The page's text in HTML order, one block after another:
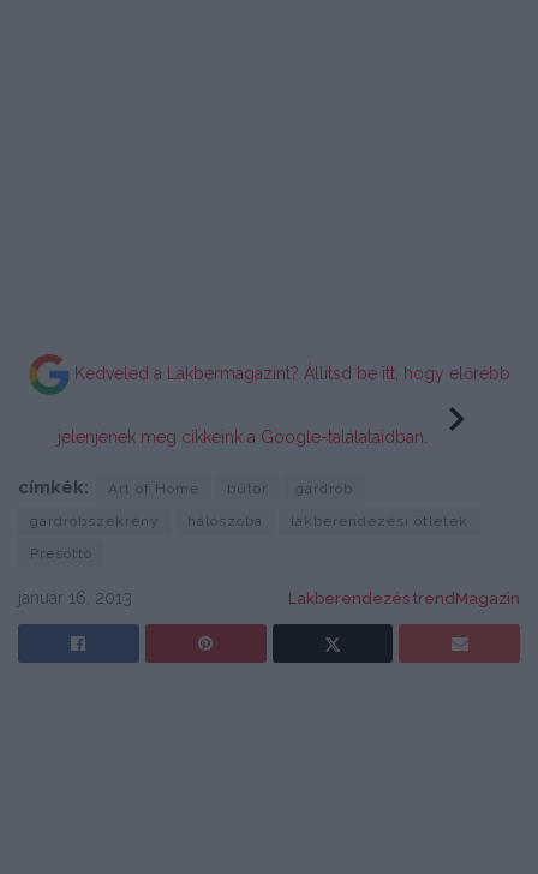
Kedveled a Lakbermagazint? Állítsd be itt, hogy előrébb
jelenjenek meg cikkeink a Google-találataidban.
címkék: Art of Home bútor
gardrób
gardróbszekrény
hálószoba
lakberendezési ötletek
Presotto
január 16, 2013 Lakberendezés trendMagazin